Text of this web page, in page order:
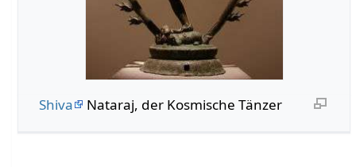
Shiva Nataraj, der Kosmische Tänzer